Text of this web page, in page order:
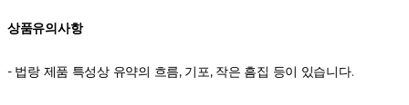
상품유의사항
- 법랑 제품 특성상 유약의 흐름, 기포, 작은 흠집 등이 있습니다.